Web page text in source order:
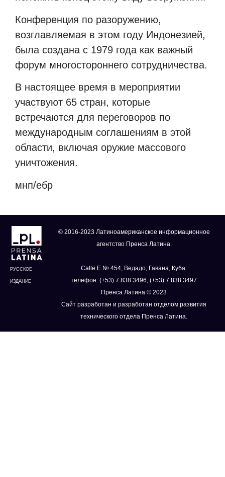
Конференция по разоружению,
возглавляемая в этом году Индонезией,
была создана с 1979 года как важный
форум многостороннего сотрудничества.
В настоящее время в мероприятии
участвуют 65 стран, которые
встречаются для переговоров по
международным соглашениям в этой
области, включая оружие массового
уничтожения.
мнп/ебр
РУССКОЕ
ИЗДАНИЕ
© 2016-2023 Латиноамериканское информационное
агентство Пренса Латина.
Calle E № 454, Ведадо, Гавана, Куба.
телефон: (+53) 7 838 3496, (+53) 7 838 3497
Пренса Латина © 2023
Сайт разработан и разработан отделом развития
технического отдела Пренса Латина.